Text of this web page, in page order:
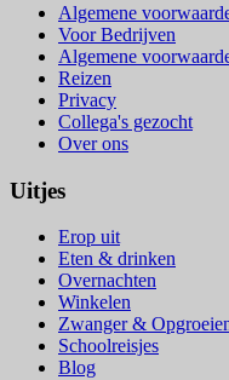
Algemene
Voor Bedrijven
Algemene
Reizen
Privacy
Collega's gezocht
Over ons
Uitjes
Erop uit
Eten & drinken
Overnachten
Winkelen
Zwanger &
Schoolreisjes
Blog